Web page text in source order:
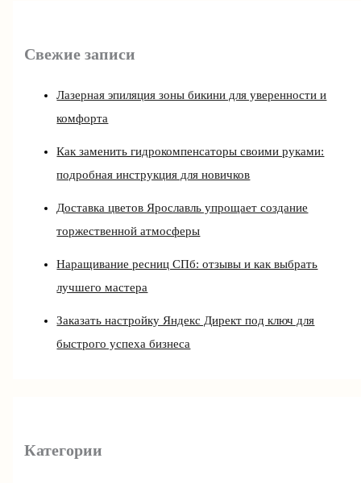
Свежие записи
Лазерная эпиляция зоны бикини для уверенности и
комфорта
Как заменить гидрокомпенсаторы своими руками:
подробная инструкция для новичков
Доставка цветов Ярославль упрощает создание
торжественной атмосферы
Наращивание ресниц СПб: отзывы и как выбрать
лучшего мастера
Заказать настройку Яндекс Директ под ключ для
быстрого успеха бизнеса
Категории